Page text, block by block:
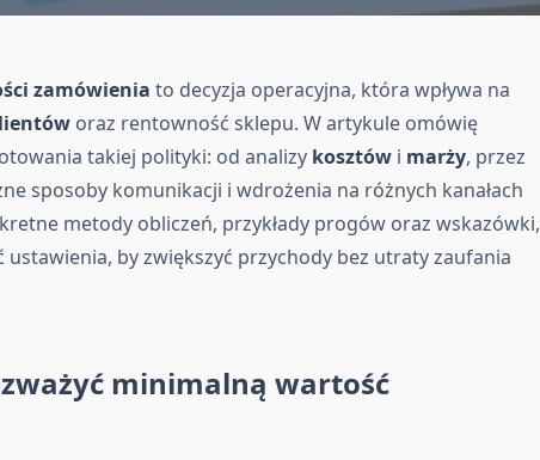
zamówienia to decyzja operacyjna, która wpływa na
oraz rentowność sklepu. W artykule omówię
takiej polityki: od analizy kosztów i marży, przez
sposoby komunikacji i wdrożenia na różnych kanałach
metody obliczeń, przykłady progów oraz wskazówki,
by zwiększyć przychody bez utraty zaufania
minimalną wartość